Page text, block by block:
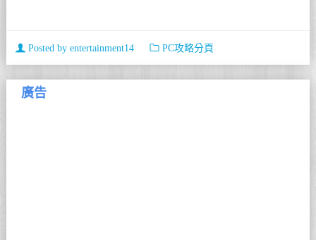
Posted by entertainment14 PC攻略分頁
廣告